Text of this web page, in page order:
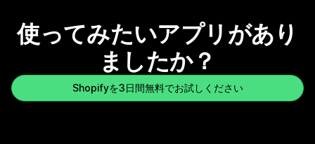
使ってみたいアプリがあり
ましたか？
Shopifyを3日間無料でお試しください